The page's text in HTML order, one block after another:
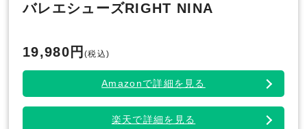
バレエシューズRIGHT NINA
19,980円(税込)
Amazonで詳細を見る
楽天で詳細を見る